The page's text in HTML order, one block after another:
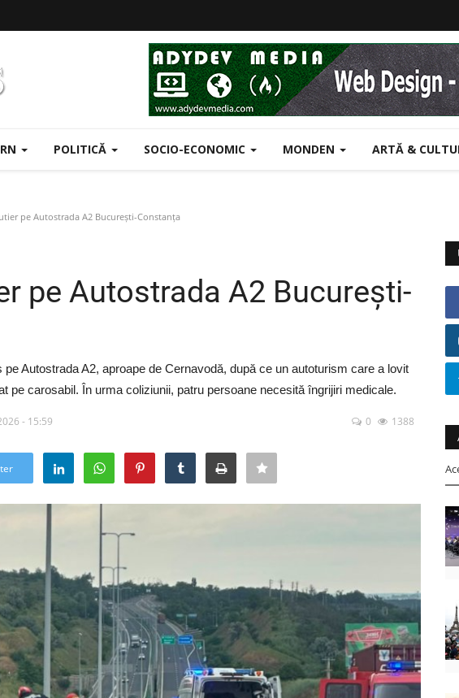
POLITICĂ SOCIO-ECONOMIC MONDEN ARTĂ &
pe Autostrada A2 București-Constanța
pe Autostrada A2 București-
Autostrada A2, aproape de Cernavodă, după ce un autoturism care a lovit
pe carosabil. În urma coliziunii, patru persoane necesită îngrijiri medicale.
- 15:59 0 1388